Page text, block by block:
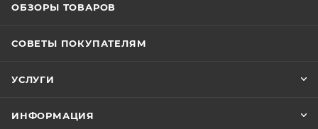
ОБЗОРЫ ТОВАРОВ
СОВЕТЫ ПОКУПАТЕЛЯМ
УСЛУГИ
ИНФОРМАЦИЯ